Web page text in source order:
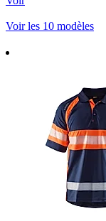
Voir les 10 modèles